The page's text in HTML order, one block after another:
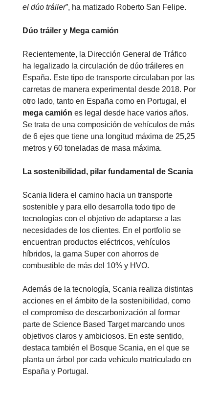
el dúo tráiler”, ha matizado Roberto San Felipe.
Dúo tráiler y Mega camión
Recientemente, la Dirección General de Tráfico
ha legalizado la circulación de dúo tráileres en
España. Este tipo de transporte circulaban por las
carretas de manera experimental desde 2018. Por
otro lado, tanto en España como en Portugal, el
mega camión es legal desde hace varios años.
Se trata de una composición de vehículos de más
de 6 ejes que tiene una longitud máxima de 25,25
metros y 60 toneladas de masa máxima.
La sostenibilidad, pilar fundamental de Scania
Scania lidera el camino hacia un transporte
sostenible y para ello desarrolla todo tipo de
tecnologías con el objetivo de adaptarse a las
necesidades de los clientes. En el portfolio se
encuentran productos eléctricos, vehículos
híbridos, la gama Super con ahorros de
combustible de más del 10% y HVO.
Además de la tecnología, Scania realiza distintas
acciones en el ámbito de la sostenibilidad, como
el compromiso de descarbonización al formar
parte de Science Based Target marcando unos
objetivos claros y ambiciosos. En este sentido,
destaca también el Bosque Scania, en el que se
planta un árbol por cada vehículo matriculado en
España y Portugal.